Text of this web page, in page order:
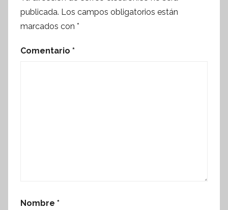
publicada. Los campos obligatorios están
marcados con *
Comentario *
Nombre *